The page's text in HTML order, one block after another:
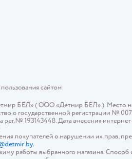
сайтом
БЕЛ» ( ООО «Детмир БЕЛ» ). Место
о государственной регистрации №
рег.№ 193143448. Дата внесения
покупателей о нарушении их прав,
.
работы выбранного магазина.